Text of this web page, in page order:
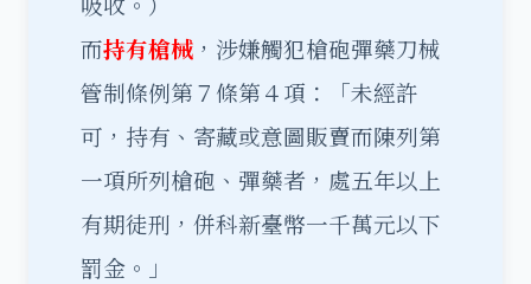
而持有槍械 ，涉嫌觸犯槍砲彈藥刀械
管制條例第７條第４項：「未經許
可，持有、寄藏或意圖販賣而陳列第
一項所列槍砲、彈藥者，處五年以上
有期徒刑，併科新臺幣一千萬元以下
罰金。」